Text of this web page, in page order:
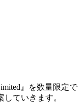
』を数量限定で
ていきます。